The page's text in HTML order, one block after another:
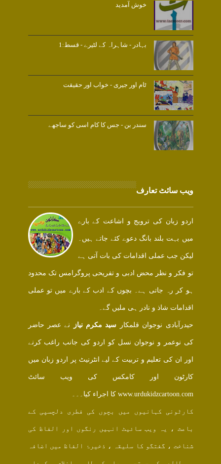
خوش آمدید
بہادر - شاہراہ کے لٹیرے - قسط:1
ٹام اور جیری - خواب اور حقیقت
سندر بن - جس کا کام اسی کو ساجھے
ویب سائٹ تعارف
اردو زبان کی ترویج و اشاعت کے بارے
میں بہت بلند بانگ دعوے کئے جاتے ہیں۔
لیکن جب عملی اقدامات کی بات آتی ہے
تو فکر و نظر محض ادبی و تفریحی پروگرامس تک محدود
ہو کر رہ جاتی ہے۔ بچوں کے ادب کے بارے میں تو عملی
اقدامات شاذ و نادر ہی ملیں گے۔
حیدرآبادی نوجوان قلمکار سید مکرم نیاز نے عصر حاضر
کی نوعمر و نوجوان نسل کو اردو کی جانب راغب کرنے
اور ان کی تعلیم و تربیت کے لیے انٹرنیٹ پر اردو زبان میں
کارٹون اور کامکس کی ویب سائٹ
www.urdukidzcartoon.com کا اجراء کیا۔۔۔
کارٹونی کہانیوں میں بچوں کی فطری دلچسپی کے
باعث ، یہ ویب سائیٹ انہیں رنگوں اور الفاظ کی
شناخت ، گفتگو کا سلیقہ ، ذخیرۂ الفاظ میں اضافہ